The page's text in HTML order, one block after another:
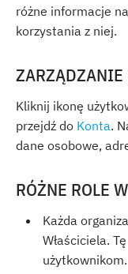
różne informacje
korzystania z niej.
ZARZĄDZANIE
Kliknij ikonę
przejdź do Konta.
dane osobowe,
RÓŻNE ROLE
Każda
Właściciela.
użytkownikom.